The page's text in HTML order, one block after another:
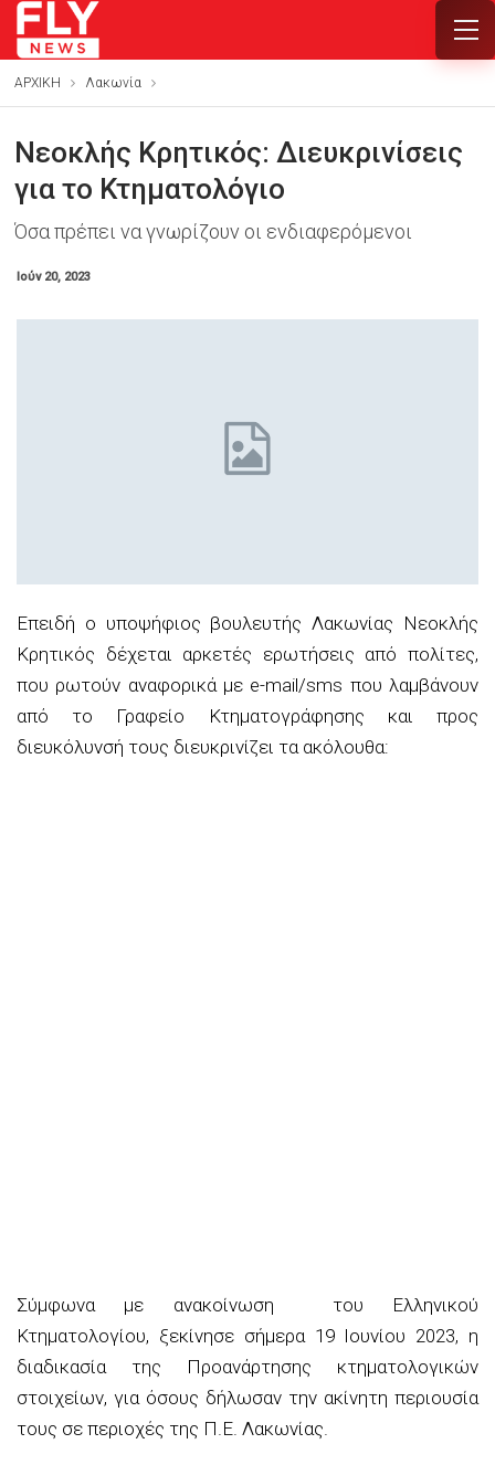
ΑΡΧΙΚΗ Λακωνία
Νεοκλής Κρητικός: Διευκρινίσεις
για το Κτηματολόγιο
Όσα πρέπει να γνωρίζουν οι ενδιαφερόμενοι
Ιούν 20, 2023
Επειδή ο υποψήφιος βουλευτής Λακωνίας Νεοκλής
Κρητικός δέχεται αρκετές ερωτήσεις από πολίτες,
που ρωτούν αναφορικά με e-mail/sms που λαμβάνουν
από το Γραφείο Κτηματογράφησης και προς
διευκόλυνσή τους διευκρινίζει τα ακόλουθα:
Σύμφωνα με ανακοίνωση του Ελληνικού
Κτηματολογίου, ξεκίνησε σήμερα 19 Ιουνίου 2023, η
διαδικασία της Προανάρτησης κτηματολογικών
στοιχείων, για όσους δήλωσαν την ακίνητη περιουσία
τους σε περιοχές της Π.Ε. Λακωνίας.